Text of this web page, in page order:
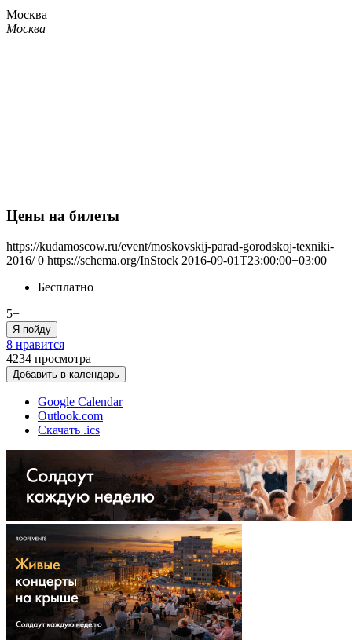
Москва
Москва
Цены на билеты
https://kudamoscow.ru/event/moskovskij-parad-gorodskoj-texniki-
2016/ 0 https://schema.org/InStock 2016-09-01T23:00:00+03:00
Бесплатно
5+
Я пойду
8 нравится
4234 просмотра
Добавить в календарь
Google Calendar
Outlook.com
Скачать .ics